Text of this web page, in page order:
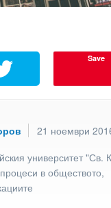
Save
21 ноември
университет "Св.
в обществото,